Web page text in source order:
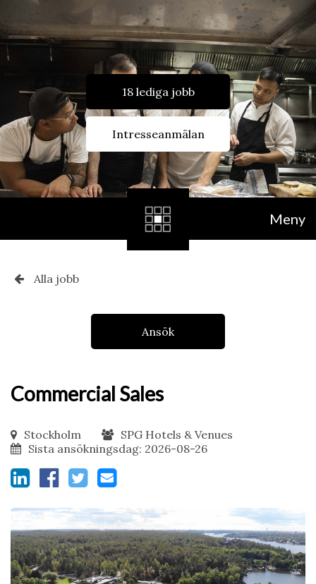
18 lediga jobb
Intresseanmälan
Meny
Alla jobb
Ansök
Commercial Sales
Stockholm
SPG Hotels & Venues
Sista ansökningsdag: 2026-08-26